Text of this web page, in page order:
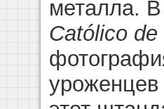
металла.
Católico de
уроженцев